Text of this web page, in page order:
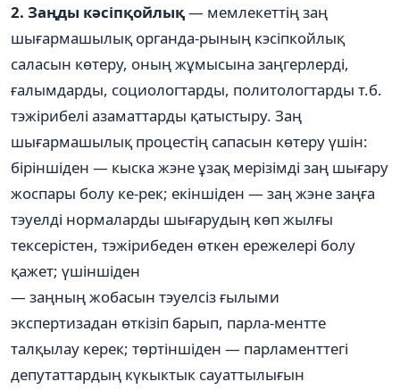
2. Заңды кәсіпқойлық— мемлекеттiң заң
шығармашылық органда-рының кэсiпкойлық
саласын көтеру, оның жұмысына заңгерлердi,
ғалымдарды, социологтарды, политологтарды т.б.
тэжiрибелi азаматтарды қатыстыру. Заң
шығармашылық процестiң сапасын көтеру үшiн:
бiрiншiден — кыска жэне ұзақ мерiзiмдi заң шығару
жоспары болу ке-рек; екiншiден — заң жэне заңға
тэуелдi нормаларды шығарудың көп жылғы
тексерiстен, тэжiрибеден өткен ережелерi болу
қажет; үшiншiден
— заңның жобасын тэуелсiз ғылыми
экспертизадан өткiзiп барып, парла-ментте
талқылау керек; төртiншiден — парламенттегi
депутаттардың күкыктык сауаттылығын